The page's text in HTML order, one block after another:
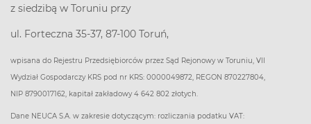
z siedzibą w Toruniu przy
ul. Forteczna 35-37, 87-100 Toruń,
wpisana do Rejestru Przedsiębiorców przez Sąd Rejonowy w Toruniu, VII
Wydział Gospodarczy KRS pod nr KRS: 0000049872, REGON 870227804,
NIP 8790017162, kapitał zakładowy 4 642 802 złotych.
Dane NEUCA S.A. w zakresie dotyczącym: rozliczania podatku VAT: